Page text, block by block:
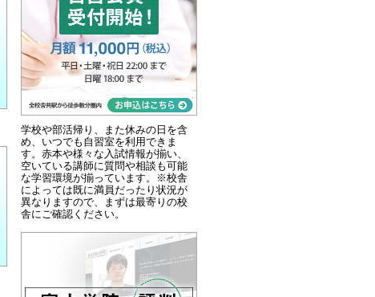
学校や部活帰り、また休みの日を含
め、いつでも自習室を利用できま
す。赤本や様々な入試情報が揃い、
空いている講師に質問や相談も可能
な学習環境が揃っています。※校舎
によっては既に満員だったり状況が
異なりますので、まずは最寄りの校
舎にご確認ください。